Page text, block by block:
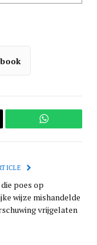
WhatsApp
poes op
wijze mishandelde
vrijgelaten